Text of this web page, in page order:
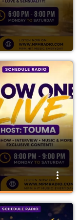
more_vert
Rejoignez
close